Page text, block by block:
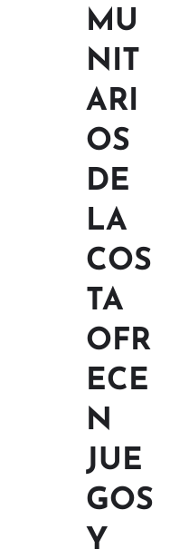
MU
NIT
ARI
OS
DE
LA
COS
TA
OFR
ECE
N
JUE
GOS
Y